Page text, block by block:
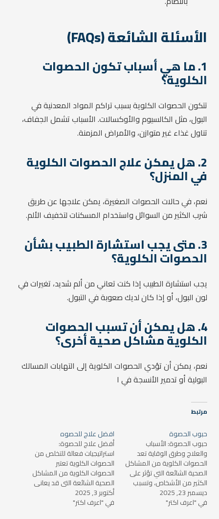
الأسئلة الشائعة (FAQs)
1. ما هي أسباب تكون الحصوات
الكلوية؟
تتكون الحصوات الكلوية بسبب تراكم المواد المعدنية في
البول، مثل الكالسيوم والأوكسالات. الأسباب تشمل الجفاف،
تناول غذاء غير متوازن، والأمراض المزمنة.
2. هل يمكن علاج الحصوات الكلوية
في المنزل؟
نعم، في حالات الحصوات الصغيرة، يمكن علاجها عن طريق
شرب الكثير من السوائل واستخدام المسكنات لتخفيف الألم.
3. متى يجب استشارة الطبيب بشأن
الحصوات الكلوية؟
يجب استشارة الطبيب إذا كنت تعاني من ألم شديد، تغيرات في
لون البول، أو إذا كان لديك صعوبة في التبول.
4. هل يمكن أن تسبب الحصوات
الكلوية مشاكل صحية أخرى؟
نعم، يمكن أن تؤدي الحصوات الكلوية إلى التهابات المسالك
البولية أو تدمير الأنسجة في ا
مرتبط
حبوب الحصوة
حبوب الحصوة: الأسباب
والعلاج وطرق الوقاية تعد
الحصوات الكلوية من المشاكل
الصحية الشائعة التي تؤثر على
الكثير من الأشخاص، وتسبب
لهم آلامًا شديدة. تعد الحصوات
هي تجمعات صلبة من
المعادن والأملاح التي تتشكل
ديسمبر 23, 2025
في "اعرف اكتر"
افضل علاج للحصوه
أفضل علاج للحصوة:
استراتيجيات فعالة للتخلص من
الحصوات الكلوية تعتبر
الحصوات الكلوية من المشاكل
الصحية الشائعة التي قد يعاني
منها الكثيرون. تختلف أسباب
تكوّن هذه الحصوات وطرق
علاجها، ويمكن أن تتراوح بين
أكتوبر 3, 2025
في "اعرف اكتر"